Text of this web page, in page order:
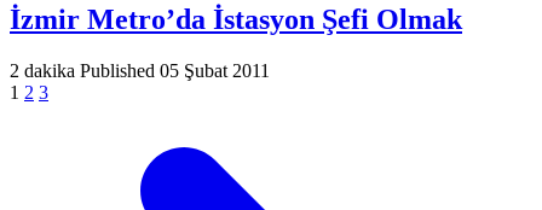
İzmir Metro’da İstasyon Şefi Olmak
2 dakika Published 05 Şubat 2011
1 2 3